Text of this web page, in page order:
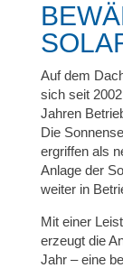
Auf dem
sich seit
Jahren
Die
ergriffen als
Anlage der
weiter in
Mit einer
erzeugt die
Jahr – eine